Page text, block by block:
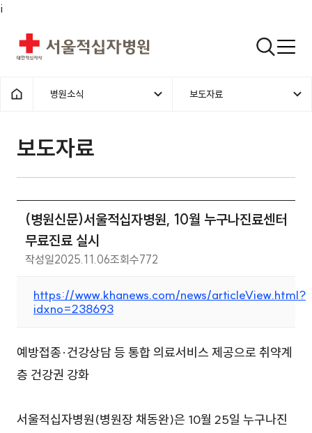
i
서울적십자병원 검색열기
홈으로 1차메뉴
병원소식 2차메뉴
보도자료
보도자료 | 병원소식 | (병원신문
보도자료
(병원신문)서울적십자병원, 10월 누구나진료센터
무료진료 실시
작성일2025.11.06조회수772
https://www.khanews.com/news/articleView.html?
idxno=238693
예방접종·건강상담 등 통합 의료서비스 제공으로 취약계
층 건강권 강화
서울적십자병원(병원장 채동완)은 10월 25일 누구나진